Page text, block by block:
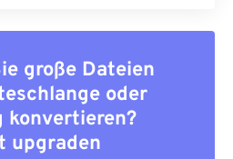
große Dateien
oder
konvertieren?
upgraden